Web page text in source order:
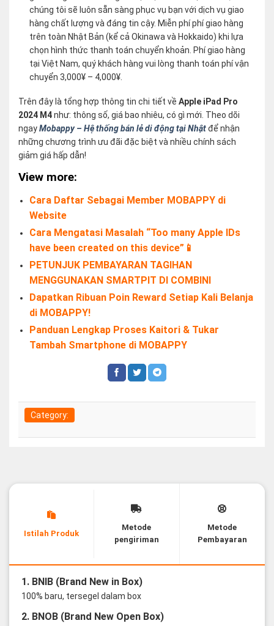
chúng tôi sẽ luôn sẵn sàng phục vụ bạn với dịch vụ giao
hàng chất lượng và đáng tin cậy. Miễn phí phí giao hàng
trên toàn Nhật Bản (kể cả Okinawa và Hokkaido) khi lựa
chọn hình thức thanh toán chuyển khoản. Phí giao hàng
tại Việt Nam, quý khách hàng vui lòng thanh toán phí vận
chuyển 3,000¥ – 4,000¥.
Trên đây là tổng hợp thông tin chi tiết về Apple iPad Pro
2024 M4như: thông số, giá bao nhiêu, có gì mới. Theo dõi
ngayMobappy – Hệ thống bán lẻ di động tại Nhậtđể nhận
những chương trình ưu đãi đặc biệt và nhiều chính sách
giảm giá hấp dẫn!
View more:
Cara Daftar Sebagai Member MOBAPPY di
Website
Cara Mengatasi Masalah “Too many Apple IDs
have been created on this device”📱
PETUNJUK PEMBAYARAN TAGIHAN
MENGGUNAKAN SMARTPIT DI COMBINI
Dapatkan Ribuan Poin Reward Setiap Kali Belanja
di MOBAPPY!
Panduan Lengkap Proses Kaitori & Tukar
Tambah Smartphone di MOBAPPY
Category:
Istilah Produk
Metode
pengiriman
Metode
Pembayaran
1. BNIB (Brand New in Box)
100% baru, tersegel dalam box
2. BNOB (Brand New Open Box)